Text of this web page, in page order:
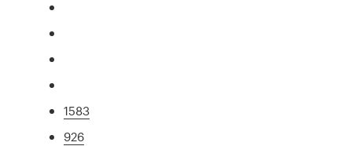
1583
926